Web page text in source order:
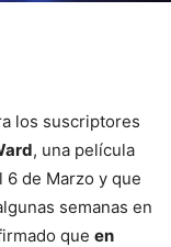
los suscriptores
, una película
de Marzo y que
semanas en
que en